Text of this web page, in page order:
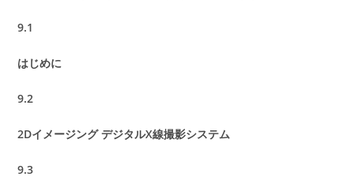
9.1
はじめに
9.2
2Dイメージング デジタルX線撮影システム
9.3